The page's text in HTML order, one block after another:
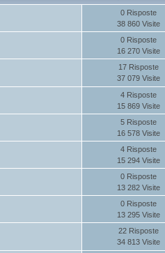
0 Risposte
38 860 Visite
0 Risposte
16 270 Visite
17 Risposte
37 079 Visite
4 Risposte
15 869 Visite
5 Risposte
16 578 Visite
4 Risposte
15 294 Visite
0 Risposte
13 282 Visite
0 Risposte
13 295 Visite
22 Risposte
34 813 Visite